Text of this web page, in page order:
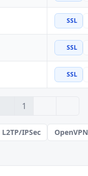
SSL
SSL
SSL
1
L2TP/IPSec OpenVPN